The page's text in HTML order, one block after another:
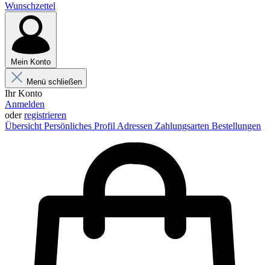
Wunschzettel
Mein Konto
Menü schließen
Ihr Konto
Anmelden
oderregistrieren
Übersicht Persönliches Profil Adressen Zahlungsarten Bestellungen